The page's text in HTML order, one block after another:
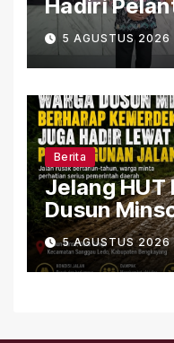
Hadiri
Kemenag
Perkuat
5 AGUSTUS 2026
Berita
Jelang HUT
Dusun
Lewat
5 AGUSTUS 2026